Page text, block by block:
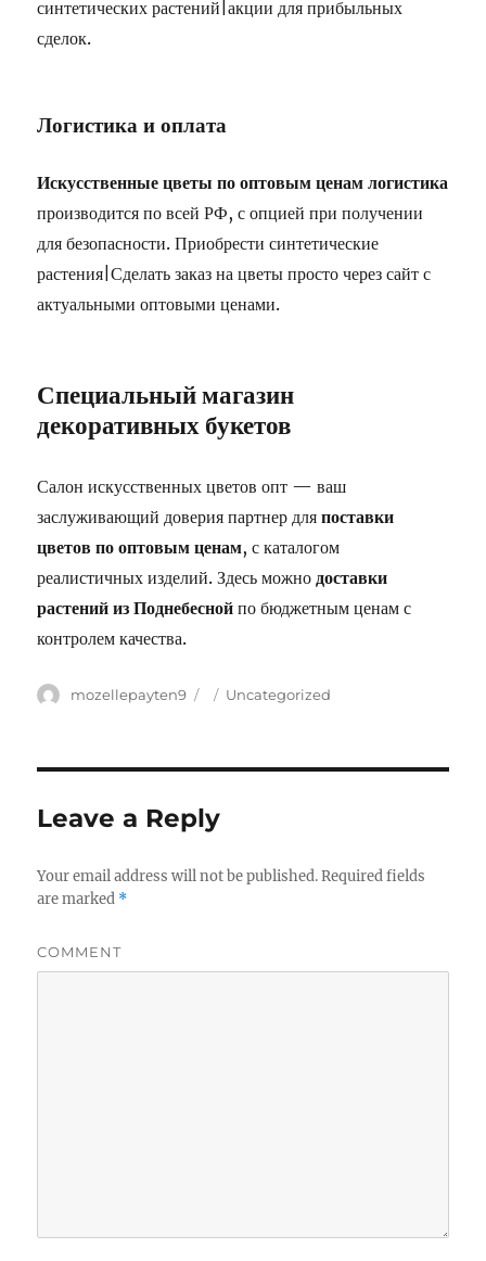
синтетических растений|акции для прибыльных
сделок.
Логистика и оплата
Искусственные цветы по оптовым ценам логистика
производится по всей РФ, с опцией при получении
для безопасности. Приобрести синтетические
растения|Сделать заказ на цветы просто через сайт с
актуальными оптовыми ценами.
Специальный магазин
декоративных букетов
Салон искусственных цветов опт — ваш
заслуживающий доверия партнер дляпоставки
цветов по оптовым ценам, с каталогом
реалистичных изделий. Здесь можнодоставки
растений из Поднебесной по бюджетным ценам с
контролем качества.
Author
mozellepayten9
Posted
Categories
Uncategorized
Leave a Reply
Your email address will not be published.Required fields
are marked *
COMMENT